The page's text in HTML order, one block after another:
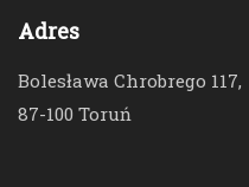
Adres
Bolesława Chrobrego 117,
87-100 Toruń